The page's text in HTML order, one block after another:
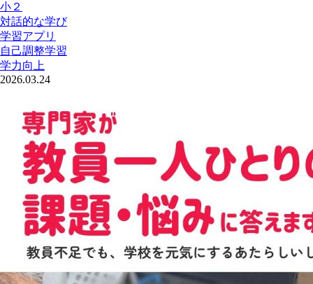
小２
対話的な学び
学習アプリ
自己調整学習
学力向上
2026.03.24